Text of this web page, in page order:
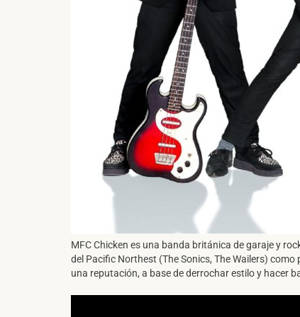
MFC Chicken es una banda británica de garaje y
del Pacific Northest (The Sonics, The Wailers)
una reputación, a base de derrochar estilo y hacer